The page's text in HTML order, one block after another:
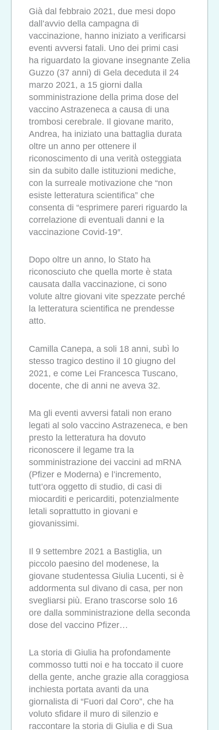
Già dal febbraio 2021, due mesi dopo
dall’avvio della campagna di
vaccinazione, hanno iniziato a verificarsi
eventi avversi fatali. Uno dei primi casi
ha riguardato la giovane insegnante Zelia
Guzzo (37 anni) di Gela deceduta il 24
marzo 2021, a 15 giorni dalla
somministrazione della prima dose del
vaccino Astrazeneca a causa di una
trombosi cerebrale. Il giovane marito,
Andrea, ha iniziato una battaglia durata
oltre un anno per ottenere il
riconoscimento di una verità osteggiata
sin da subito dalle istituzioni mediche,
con la surreale motivazione che “non
esiste letteratura scientifica” che
consenta di “esprimere pareri riguardo la
correlazione di eventuali danni e la
vaccinazione Covid-19″.
Dopo oltre un anno, lo Stato ha
riconosciuto che quella morte è stata
causata dalla vaccinazione, ci sono
volute altre giovani vite spezzate perché
la letteratura scientifica ne prendesse
atto.
Camilla Canepa, a soli 18 anni, subì lo
stesso tragico destino il 10 giugno del
2021, e come Lei Francesca Tuscano,
docente, che di anni ne aveva 32.
Ma gli eventi avversi fatali non erano
legati al solo vaccino Astrazeneca, e ben
presto la letteratura ha dovuto
riconoscere il legame tra la
somministrazione dei vaccini ad mRNA
(Pfizer e Moderna) e l’incremento,
tutt’ora oggetto di studio, di casi di
miocarditi e pericarditi, potenzialmente
letali soprattutto in giovani e
giovanissimi.
Il 9 settembre 2021 a Bastiglia, un
piccolo paesino del modenese, la
giovane studentessa Giulia Lucenti, si è
addormenta sul divano di casa, per non
svegliarsi più. Erano trascorse solo 16
ore dalla somministrazione della seconda
dose del vaccino Pfizer…
La storia di Giulia ha profondamente
commosso tutti noi e ha toccato il cuore
della gente, anche grazie alla coraggiosa
inchiesta portata avanti da una
giornalista di “Fuori dal Coro”, che ha
voluto sfidare il muro di silenzio e
raccontare la storia di Giulia e di Sua